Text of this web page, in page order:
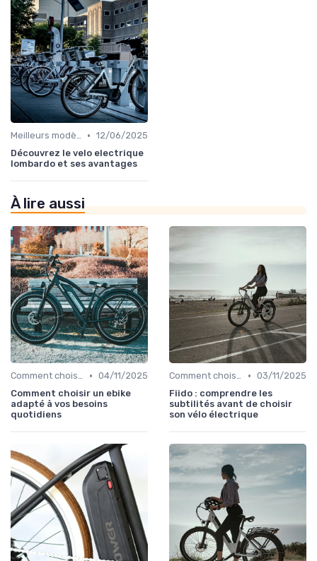
Meilleurs modèles et marques • 12/06/2025
Découvrez le velo electrique
lombardo et ses avantages
À lire aussi
Comment choisir un vélo électrique • 04/11/2025
Comment choisir un ebike
adapté à vos besoins
quotidiens
Comment choisir un vélo électrique • 03/11/2025
Fiido : comprendre les
subtilités avant de choisir
son vélo électrique